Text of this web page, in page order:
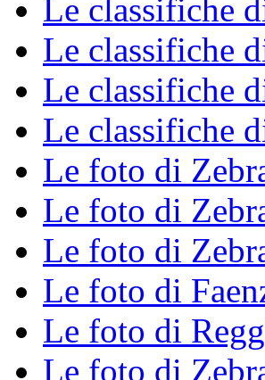
Le classifiche
Le classifiche
Le classifiche
Le classifiche
Le foto di
Le foto di
Le foto di
Le foto di
Le foto di
Le foto di